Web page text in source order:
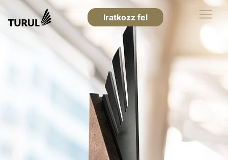
Iratkozz fel